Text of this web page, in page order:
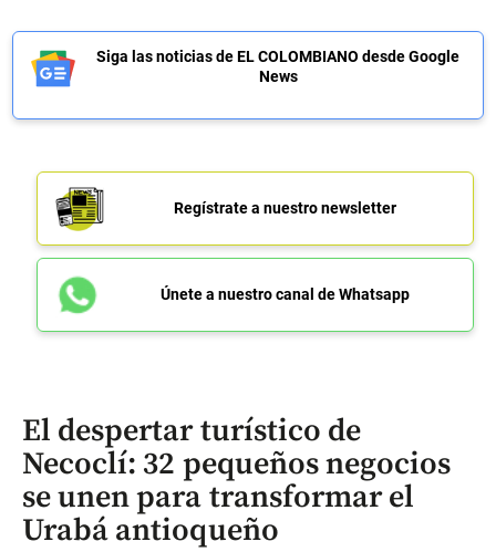
Siga las noticias de EL COLOMBIANO desde Google
News
Regístrate a nuestro newsletter
Únete a nuestro canal de Whatsapp
El despertar turístico de
Necoclí: 32 pequeños negocios
se unen para transformar el
Urabá antioqueño